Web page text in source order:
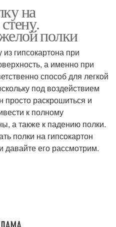
Предмет на гипсокартон
на
полки
из гипсокартона при
а именно при
способ для легкой
под воздействием
просто раскрошиться и
к полному
а также к падению полки.
полки на гипсокартон
давайте его рассмотрим.